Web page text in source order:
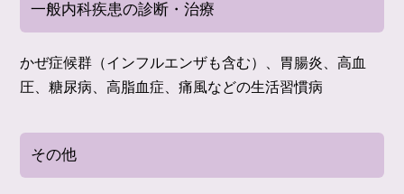
一般内科疾患の診断・治療
かぜ症候群（インフルエンザも含む）、胃腸炎、高血
圧、糖尿病、高脂血症、痛風などの生活習慣病
その他